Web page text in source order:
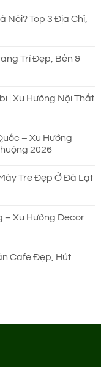
Nội? Top 3 Địa Chỉ,
Trí Đẹp, Bền &
| Xu Hướng Nội Thất
– Xu Hướng
2026
Tre Đẹp Ở Đà Lạt
– Xu Hướng Decor
Cafe Đẹp, Hút